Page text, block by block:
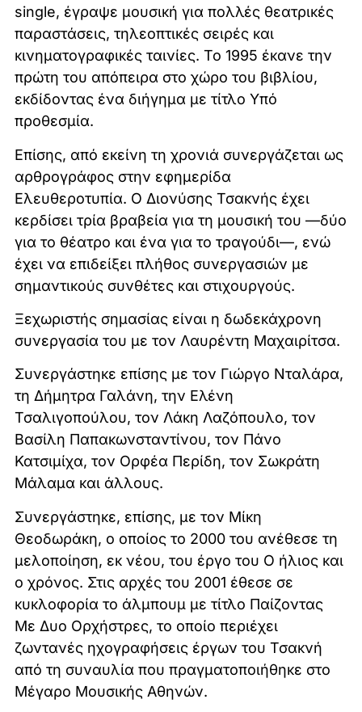
single, έγραψε μουσική για πολλές θεατρικές
παραστάσεις, τηλεοπτικές σειρές και
κινηματογραφικές ταινίες. Το 1995 έκανε την
πρώτη του απόπειρα στο χώρο του βιβλίου,
εκδίδοντας ένα διήγημα με τίτλο Υπό
προθεσμία.
Επίσης, από εκείνη τη χρονιά συνεργάζεται ως
αρθρογράφος στην εφημερίδα
Ελευθεροτυπία. Ο Διονύσης Τσακνής έχει
κερδίσει τρία βραβεία για τη μουσική του —δύο
για το θέατρο και ένα για το τραγούδι—, ενώ
έχει να επιδείξει πλήθος συνεργασιών με
σημαντικούς συνθέτες και στιχουργούς.
Ξεχωριστής σημασίας είναι η δωδεκάχρονη
συνεργασία του με τον Λαυρέντη Μαχαιρίτσα.
Συνεργάστηκε επίσης με τον Γιώργο Νταλάρα,
τη Δήμητρα Γαλάνη, την Ελένη
Τσαλιγοπούλου, τον Λάκη Λαζόπουλο, τον
Βασίλη Παπακωνσταντίνου, τον Πάνο
Κατσιμίχα, τον Ορφέα Περίδη, τον Σωκράτη
Μάλαμα και άλλους.
Συνεργάστηκε, επίσης, με τον Μίκη
Θεοδωράκη, ο οποίος το 2000 του ανέθεσε τη
μελοποίηση, εκ νέου, του έργο του Ο ήλιος και
ο χρόνος. Στις αρχές του 2001 έθεσε σε
κυκλοφορία το άλμπουμ με τίτλο Παίζοντας
Με Δυο Ορχήστρες, το οποίο περιέχει
ζωντανές ηχογραφήσεις έργων του Τσακνή
από τη συναυλία που πραγματοποιήθηκε στο
Μέγαρο Μουσικής Αθηνών.